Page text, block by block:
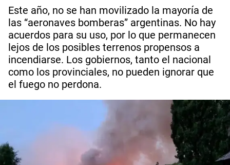
Este año, no se han movilizado la mayoría de
las “aeronaves bomberas” argentinas. No hay
acuerdos para su uso, por lo que permanecen
lejos de los posibles terrenos propensos a
incendiarse. Los gobiernos, tanto el nacional
como los provinciales, no pueden ignorar que
el fuego no perdona.